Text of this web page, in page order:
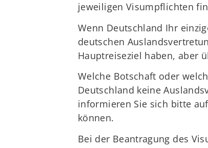
jeweiligen Visumpflichten
Wenn Deutschland Ihr
deutschen
Hauptreiseziel haben, aber
Welche Botschaft oder
Deutschland keine
informieren Sie sich bitte
können.
Bei der Beantragung des